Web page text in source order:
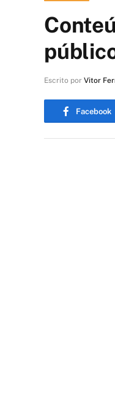
Escrito por Vitor
Facebook